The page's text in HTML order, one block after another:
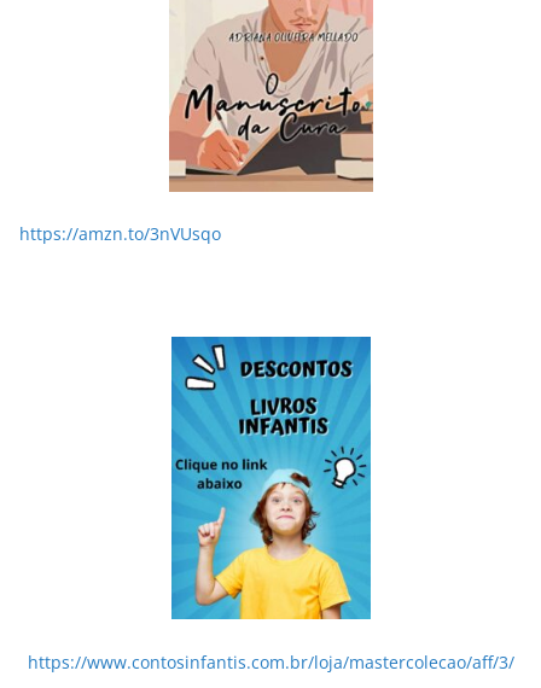
https://amzn.to/3nVUsqo
https://www.contosinfantis.com.br/loja/mastercolecao/aff/3/